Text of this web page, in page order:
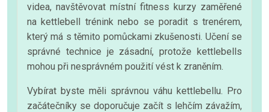
videa, navštěvovat místní fitness kurzy zaměřené
na kettlebell trénink nebo se poradit s trenérem,
který má s těmito pomůckami zkušenosti. Učení se
správné technice je zásadní, protože kettlebells
mohou při nesprávném použití vést k zraněním.
Vybírat byste měli správnou váhu kettlebellu. Pro
začátečníky se doporučuje začít s lehčím závažím,